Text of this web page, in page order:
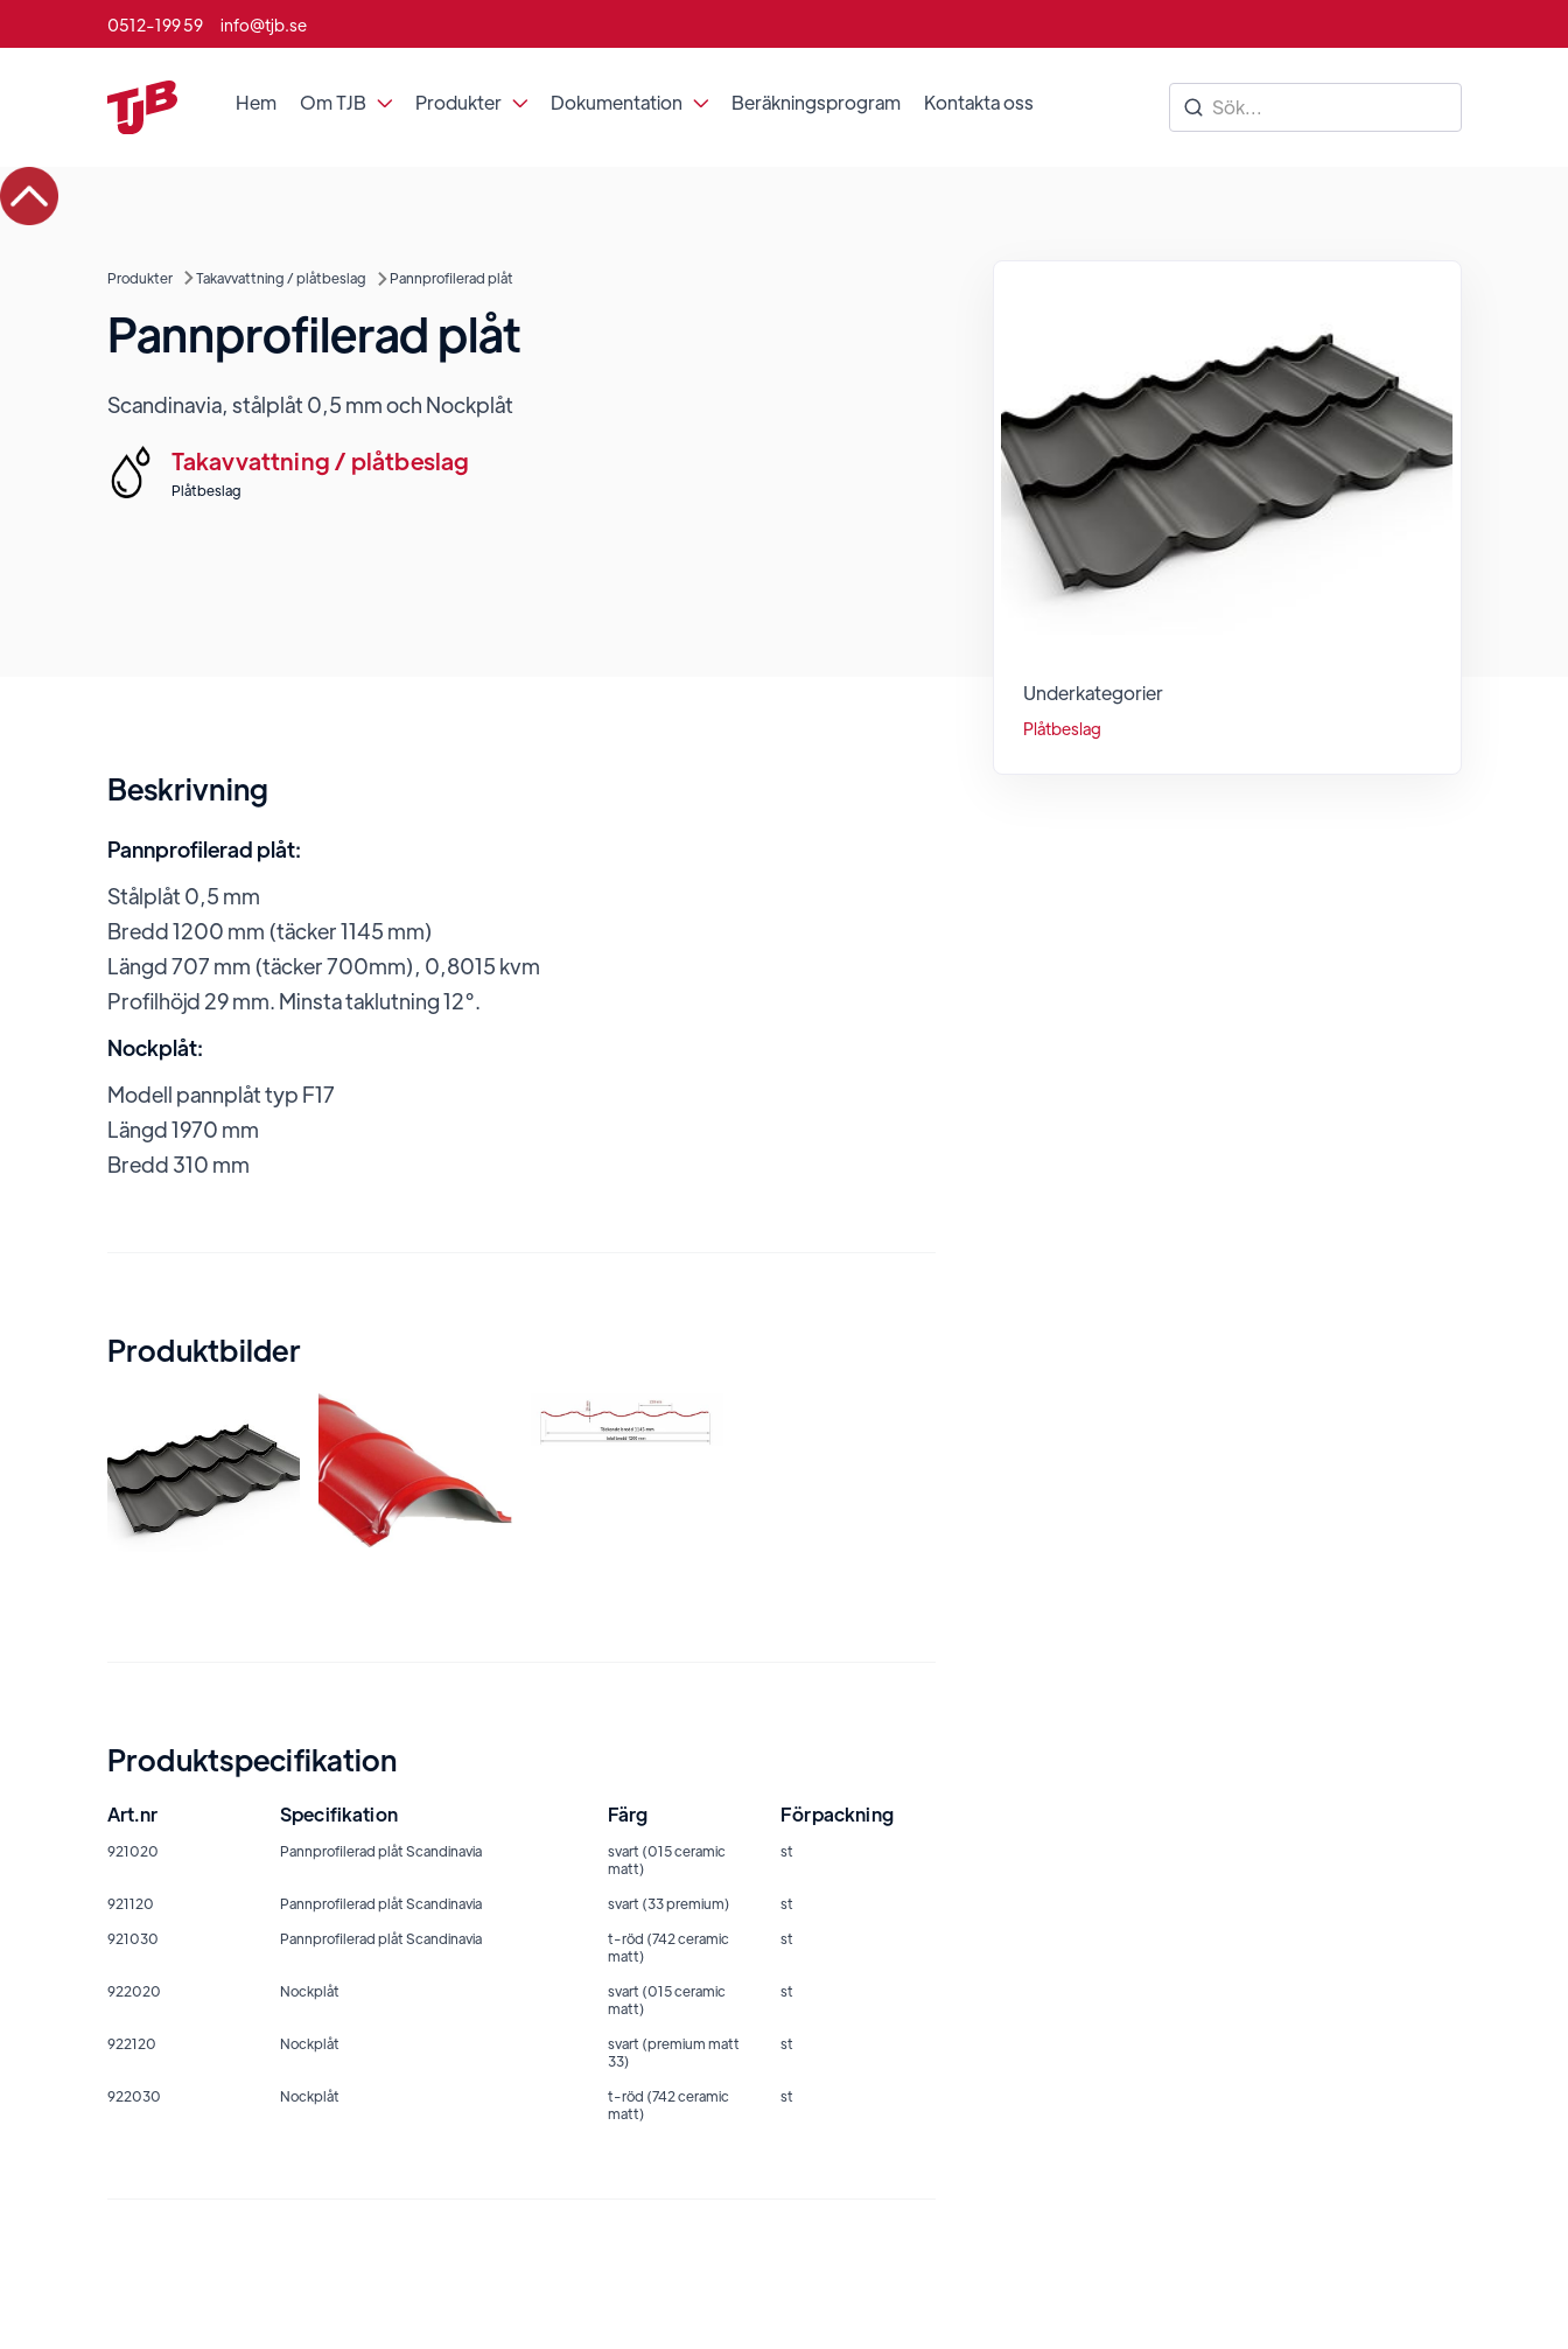
0512-199 59 info@tjb.se
Hem Om TJB  Produkter  Dokumentation  Beräkningsprogram Kontakta oss
Produkter Takavvattning / plåtbeslag Pannprofilerad plåt
Pannprofilerad plåt
Scandinavia, stålplåt 0,5 mm och Nockplåt
Takavvattning / plåtbeslag
Plåtbeslag
Beskrivning
Pannprofilerad plåt:
Stålplåt 0,5 mm
Bredd 1200 mm (täcker 1145 mm)
Längd 707 mm (täcker 700mm), 0,8015 kvm
Profilhöjd 29 mm. Minsta taklutning 12°.
Nockplåt:
Modell pannplåt typ F17
Längd 1970 mm
Bredd 310 mm
Produktbilder
Produktspecifikation
Art.nr Specifikation Färg Förpackning
921020 Pannprofilerad plåt Scandinavia
svart (015 ceramic
matt)
st
921120 Pannprofilerad plåt Scandinavia svart (33 premium)
st
921030
Pannprofilerad plåt Scandinavia
t-röd (742 ceramic
matt)
st
922020 Nockplåt
svart (015 ceramic
matt)
st
922120 Nockplåt
svart (premium matt
33)
st
922030 Nockplåt
t-röd (742 ceramic
matt)
st
Underkategorier
Plåtbeslag